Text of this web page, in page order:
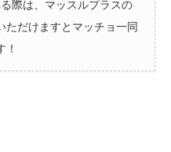
際は、マッスルプラスの
ただけますとマッチョ一同